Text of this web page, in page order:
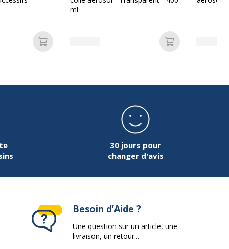
Ajouter au panier
ml
Ajouter au
30 jours pour
changer d'avis
Besoin d’Aide ?
Une question sur un article, une
livraison, un retour...